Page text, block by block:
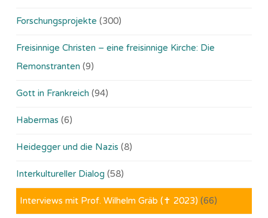
Forschungsprojekte (300)
Freisinnige Christen – eine freisinnige Kirche: Die
Remonstranten (9)
Gott in Frankreich (94)
Habermas (6)
Heidegger und die Nazis (8)
Interkultureller Dialog (58)
Interviews mit Prof. Wilhelm Gräb (✝ 2023) (66)